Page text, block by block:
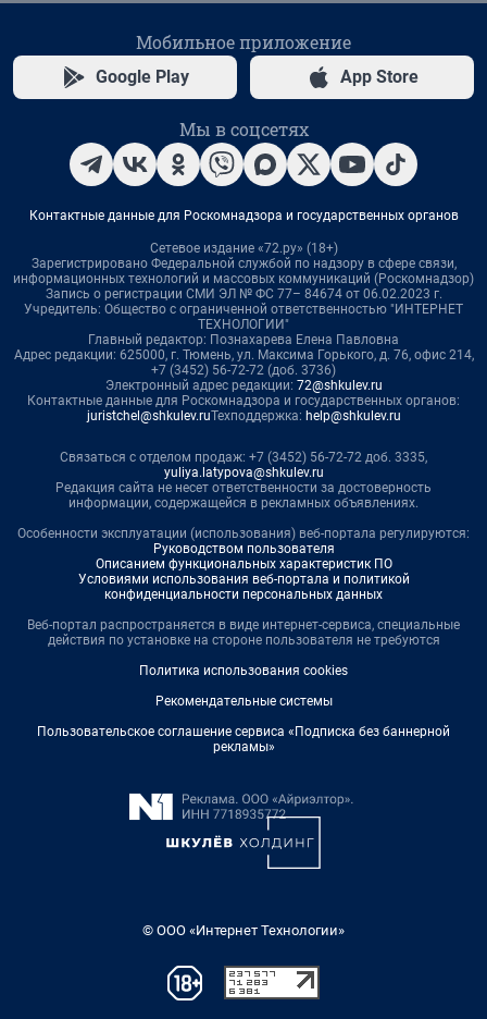
Мобильное приложение
Google Play App Store
Мы в соцсетях
Контактные данные для Роскомнадзора и государственных органов
Сетевое издание «72.ру» (18+)
Зарегистрировано Федеральной службой по надзору в сфере связи,
информационных технологий и массовых коммуникаций (Роскомнадзор)
Запись о регистрации СМИ ЭЛ № ФС 77– 84674 от 06.02.2023 г.
Учредитель: Общество с ограниченной ответственностью "ИНТЕРНЕТ
ТЕХНОЛОГИИ"
Главный редактор: Познахарева Елена Павловна
Адрес редакции: 625000, г. Тюмень, ул. Максима Горького, д. 76, офис 214,
+7 (3452) 56-72-72 (доб. 3736)
Электронный адрес редакции: 72@shkulev.ru
Контактные данные для Роскомнадзора и государственных органов:
juristchel@shkulev.ruТехподдержка: help@shkulev.ru
Связаться с отделом продаж: +7 (3452) 56-72-72 доб. 3335,
yuliya.latypova@shkulev.ru
Редакция сайта не несет ответственности за достоверность
информации, содержащейся в рекламных объявлениях.
Особенности эксплуатации (использования) веб-портала регулируются:
Руководством пользователя
Описанием функциональных характеристик ПО
Условиями использования веб-портала и политикой
конфиденциальности персональных данных
Веб-портал распространяется в виде интернет-сервиса, специальные
действия по установке на стороне пользователя не требуются
Политика использования cookies
Рекомендательные системы
Пользовательское соглашение сервиса «Подписка без баннерной
рекламы»
© ООО «Интернет Технологии»